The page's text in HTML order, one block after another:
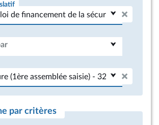
par critères